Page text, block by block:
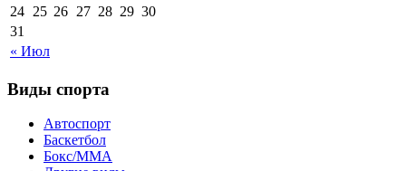
« Июл
24 25 26 27 28 29 30
31
Виды спорта
Автоспорт
Баскетбол
Бокс/MMA